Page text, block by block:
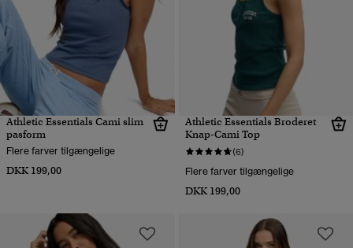
Athletic Essentials Cami slim
pasform
Flere farver tilgængelige
DKK 199,00
Athletic Essentials Broderet
Knap-Cami Top
(6)
Flere farver tilgængelige
DKK 199,00